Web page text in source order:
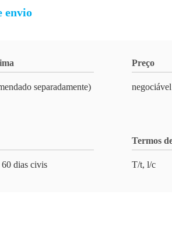
envio
separadamente)
Preço
negociável
60 dias civis
Termos
T/t, l/c